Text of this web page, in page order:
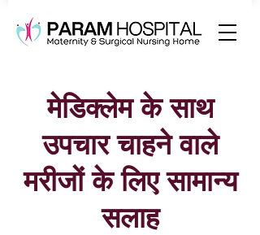
मेडिक्लेम के साथ
उपचार चाहने वाले
मरीजों के लिए सामान्य
सलाह